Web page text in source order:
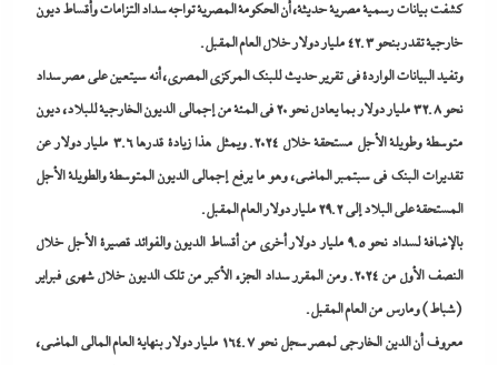
كشفت بيانات رسمية مصرية حديثة، أن الحكومة المصرية تواجه سداد التزامات وأقساط ديون
خارجية تقدر بنحو 42.3 مليار دولار خلال العام المقبل.
وتفيد البيانات الواردة في تقرير حديث للبنك المركزي المصري، أنه سيتعين على مصر سداد
نحو 32.8 مليار دولار بما يعادل نحو 20 في المئة من إجمالي الديون الخارجية للبلاد، ديون
متوسطة وطويلة الأجل مستحقة خلال 2024. ويمثل هذا زيادة قدرها 3.6 مليار دولار عن
تقديرات البنك في سبتمبر الماضي، وهو ما يرفع إجمالي الديون المتوسطة والطويلة الأجل
المستحقة على البلاد إلى 29.2 مليار دولار العام المقبل.
بالإضافة لسداد نحو 9.5 مليار دولار أخرى من أقساط الديون والفوائد قصيرة الأجل خلال
النصف الأول من 2024. ومن المقرر سداد الجزء الأكبر من تلك الديون خلال شهري فبراير
(شباط) ومارس من العام المقبل.
معروف أن الدين الخارجي لمصر سجل نحو 164.7 مليار دولار بنهاية العام المالي الماضي،